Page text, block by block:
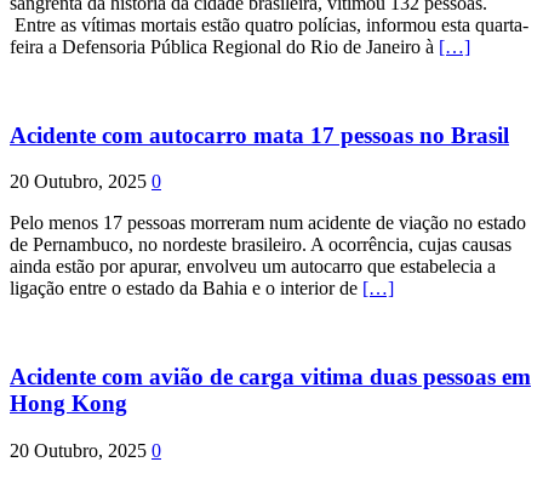
Entre as vítimas mortais estão quatro polícias, informou esta quarta-
feira a Defensoria Pública Regional do Rio de Janeiro à […]
Acidente com autocarro mata 17 pessoas no Brasil
20 Outubro, 2025 0
Pelo menos 17 pessoas morreram num acidente de viação no estado
de Pernambuco, no nordeste brasileiro. A ocorrência, cujas causas
ainda estão por apurar, envolveu um autocarro que estabelecia a
ligação entre o estado da Bahia e o interior de […]
Acidente com avião de carga vitima duas pessoas em
Hong Kong
20 Outubro, 2025 0